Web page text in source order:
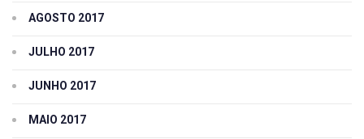
AGOSTO 2017
JULHO 2017
JUNHO 2017
MAIO 2017